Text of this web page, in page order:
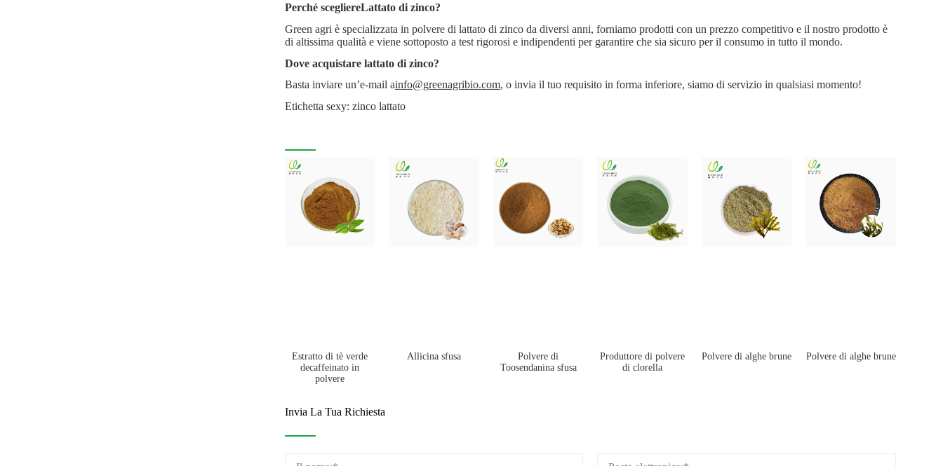
Perché scegliereLattato di zinco?
Green agri è specializzata in polvere di lattato di zinco da diversi anni, forniamo prodotti con un prezzo competitivo e il nostro prodotto è
di altissima qualità e viene sottoposto a test rigorosi e indipendenti per garantire che sia sicuro per il consumo in tutto il mondo.
Dove acquistare lattato di zinco?
Basta inviare un’e-mail ainfo@greenagribio.com, o invia il tuo requisito in forma inferiore, siamo di servizio in qualsiasi momento!
Etichetta sexy: zinco lattato
Estratto di tè verde
decaffeinato in
polvere
Allicina sfusa
Polvere di
Toosendanina sfusa
Produttore di polvere
di clorella
Polvere di alghe brune Polvere di alghe brune
Invia La Tua Richiesta